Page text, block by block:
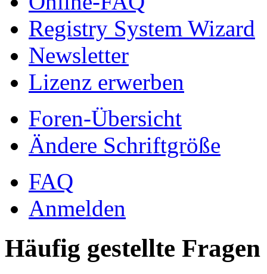
Registry System Wizard
Newsletter
Lizenz erwerben
Foren-Übersicht
Ändere Schriftgröße
FAQ
Anmelden
Häufig gestellte Fragen